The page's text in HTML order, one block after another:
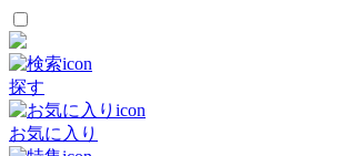
探す
お気に入り